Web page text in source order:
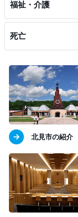
福祉・介護
死亡
北見市の紹介